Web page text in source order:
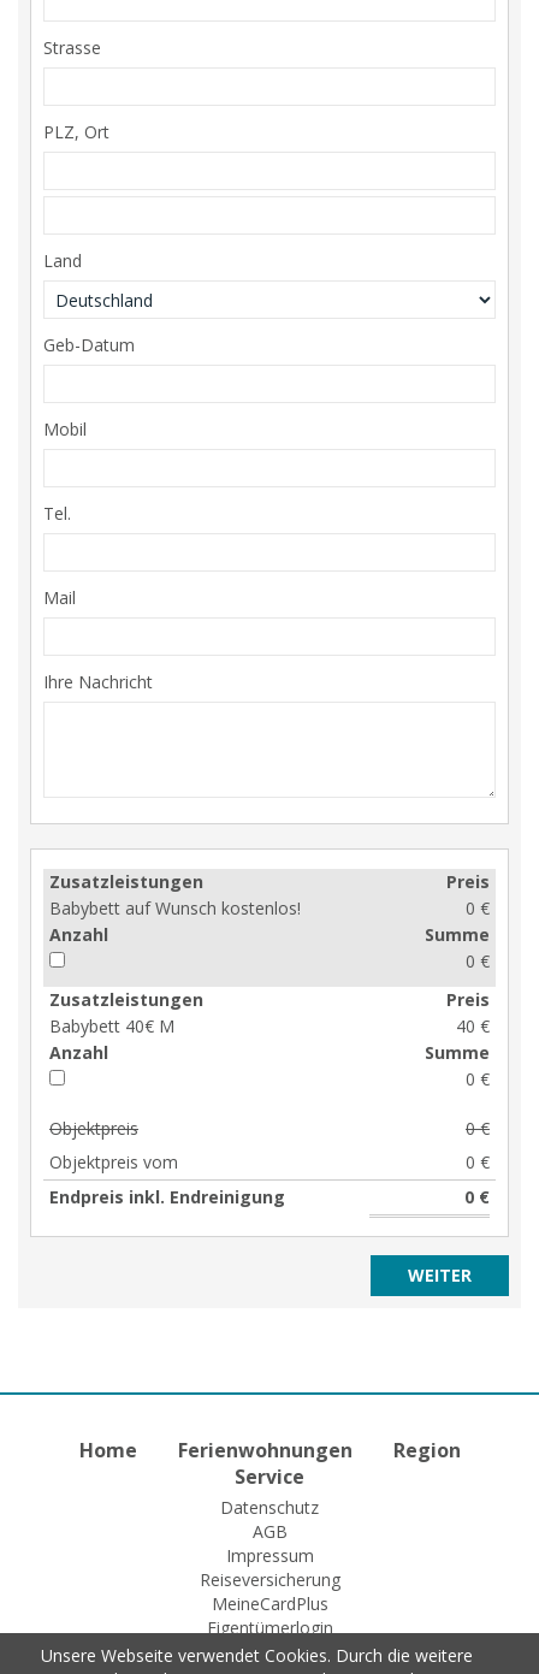
Strasse
PLZ, Ort
Land
Geb-Datum
Mobil
Tel.
Mail
Ihre Nachricht
Zusatzleistungen
Babybett auf Wunsch kostenlos!
Preis
0 €
Anzahl
Summe
0 €
Zusatzleistungen
Babybett 40€ M
Preis
40 €
Anzahl
Summe
0 €
Objektpreis
0 €
Objektpreis vom
0 €
Endpreis inkl. Endreinigung
0 €
Home Ferienwohnungen
Region
Service
Datenschutz
AGB
Impressum
Reiseversicherung
MeineCardPlus
Eigentümerlogin
Unsere Webseite verwendet Cookies. Durch die weitere